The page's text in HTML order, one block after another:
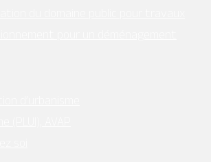
du domaine public pour travaux
pour un déménagement
d’urbanisme
AVAP
soi